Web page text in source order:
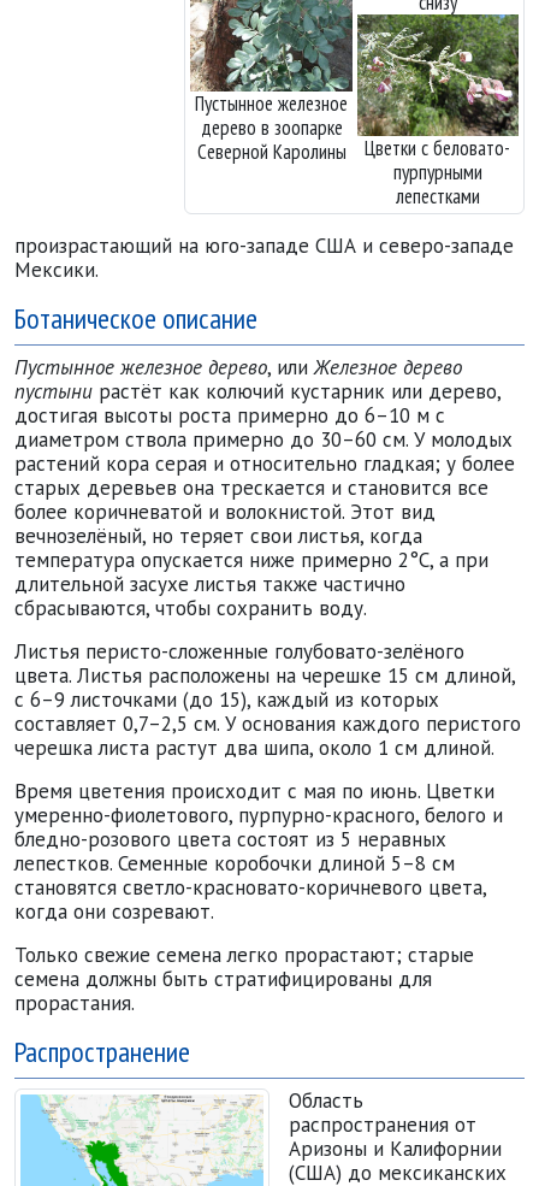
Пустынное железное
дерево в зоопарке
Северной Каролины
Цветки с беловато-
пурпурными
лепестками
произрастающий на юго-западе США и северо-западе
Мексики.
Ботаническое описание
Пустынное железное дерево, илиЖелезное дерево
пустыни растёт как колючий кустарник или дерево,
достигая высоты роста примерно до 6–10 м с
диаметром ствола примерно до 30–60 см. У молодых
растений кора серая и относительно гладкая; у более
старых деревьев она трескается и становится все
более коричневатой и волокнистой. Этот вид
вечнозелёный, но теряет свои листья, когда
температура опускается ниже примерно 2°C, а при
длительной засухе листья также частично
сбрасываются, чтобы сохранить воду.
Листья перисто-сложенные голубовато-зелёного
цвета. Листья расположены на черешке 15 см длиной,
с 6–9 листочками (до 15), каждый из которых
составляет 0,7–2,5 см. У основания каждого перистого
черешка листа растут два шипа, около 1 см длиной.
Время цветения происходит с мая по июнь. Цветки
умеренно-фиолетового, пурпурно-красного, белого и
бледно-розового цвета состоят из 5 неравных
лепестков. Семенные коробочки длиной 5–8 см
становятся светло-красновато-коричневого цвета,
когда они созревают.
Только свежие семена легко прорастают; старые
семена должны быть стратифицированы для
прорастания.
Распространение
Область
распространения от
Аризоны и Калифорнии
(США) до мексиканских